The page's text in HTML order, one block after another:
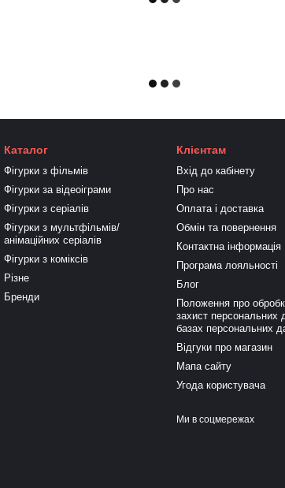
Каталог
Фігурки з фільмів
Фігурки за відеоіграми
Фігурки з серіалів
Фігурки з мультфільмів/
анімаційних серіалів
Фігурки з коміксів
Різне
Бренди
Клієнтам
Вхід до кабінету
Про нас
Оплата і доставка
Обмін та повернення
Контактна інформація
Програма лояльності
Блог
Положення про
захист персональних
базах персональних
Відгуки про магазин
Мапа сайту
Угода користувача
Ми в соцмережах